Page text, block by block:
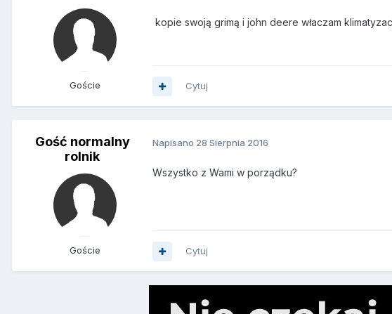
Goście
kopie swoją grimą i john deere właczam
Cytuj
Gość normalny
rolnik
Goście
Napisano 28 Sierpnia 2016
Wszystko z Wami w porządku?
Cytuj